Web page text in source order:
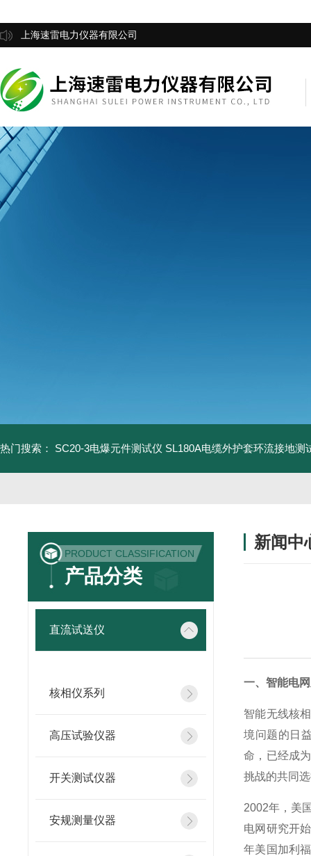
上海速雷电力仪器有限公司
热门搜索： SC20-3电爆元件测试仪 SL180A电缆外护套环流接地测
PRODUCT CLASSIFICATION
产品分类
直流试送仪
核相仪系列
高压试验仪器
开关测试仪器
安规测量仪器
新闻中
一、智能电网
智能无线核
境问题的日
命，已经成
挑战的共同
2002年，美
电网研究开
年美国加利